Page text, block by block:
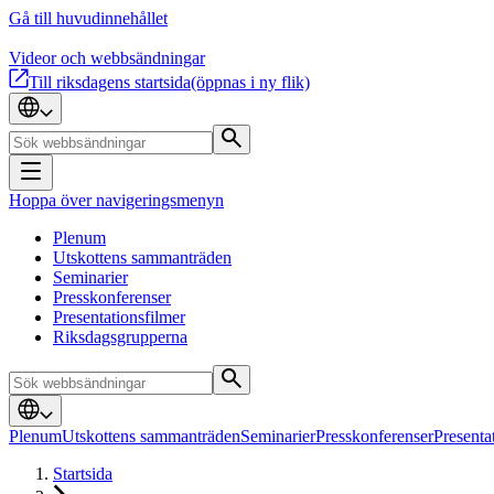
Gå till huvudinnehållet
Videor och webbsändningar
Till riksdagens startsida(öppnas i ny flik)
Hoppa över navigeringsmenyn
Plenum
Utskottens sammanträden
Seminarier
Presskonferenser
Presentationsfilmer
Riksdagsgrupperna
PlenumUtskottens sammanträdenSeminarierPresskonferenser
Startsida